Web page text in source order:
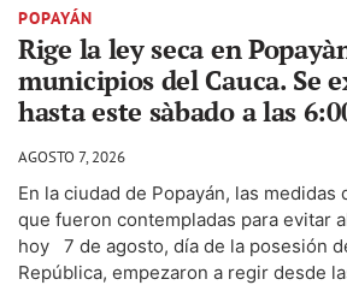
POPAYÁN
Rige la ley seca en
municipios del Cauca. Se
hasta este sàbado a las
AGOSTO 7, 2026
En la ciudad de Popayán, las medidas
que fueron contempladas para evitar
hoy 7 de agosto, día de la posesión
República, empezaron a regir desde